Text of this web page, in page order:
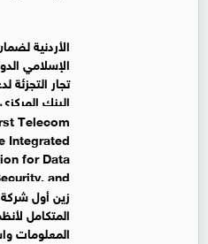
الأردنية
الإسلامي
تجار التجزئة
البنك المركزي
Telecom
Integrated
for Data
and
Management Systemsزين أول شركة
المتكامل
المعلومات